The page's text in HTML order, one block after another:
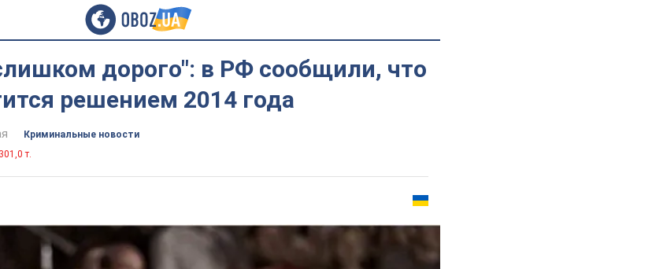
дорого": в РФ сообщили, что
решением 2014 года
Криминальные новости
301,0 т.